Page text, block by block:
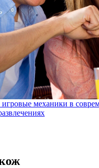
механики в